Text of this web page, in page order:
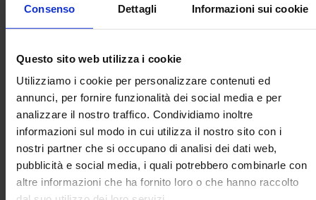
Consenso Dettagli Informazioni sui cookie
Questo sito web utilizza i cookie
Utilizziamo i cookie per personalizzare contenuti ed
annunci, per fornire funzionalità dei social media e per
analizzare il nostro traffico. Condividiamo inoltre
informazioni sul modo in cui utilizza il nostro sito con i
nostri partner che si occupano di analisi dei dati web,
pubblicità e social media, i quali potrebbero combinarle con
altre informazioni che ha fornito loro o che hanno raccolto
agricoltori, con contributo fino all'80%.
20.000 €, nel rispetto del massimale complessivo di 130.000
€.
Quanto si ottiene: misura e limiti del
contributo
Il contributo è a fondo perduto, calcolato sulle spese
ammissibili al netto dell'IVA, con le seguenti percentuali:
· 65% per gli Assi 1.1, 2, 3 e 4;